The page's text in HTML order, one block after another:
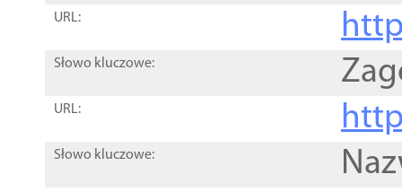
URL:
Słowo kluczowe:
URL:
Słowo kluczowe: